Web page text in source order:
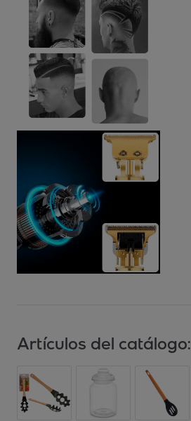
Artículos del catálogo: